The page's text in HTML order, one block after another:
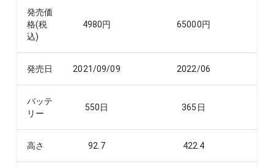
発売価
格(税
込)
4980円 65000円
発売日 2021/09/09 2022/06
バッテ
リー
550日 365 日
高さ 92.7 422.4